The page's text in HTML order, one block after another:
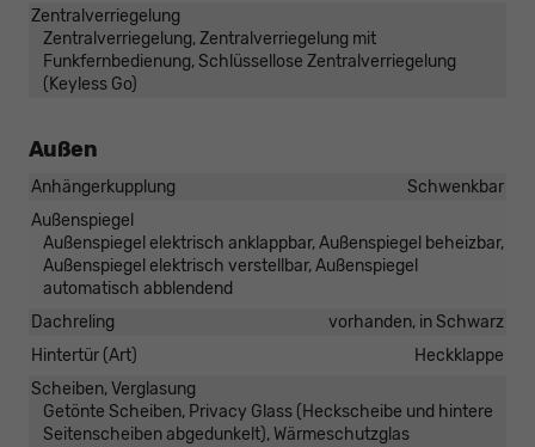
Zentralverriegelung
Zentralverriegelung, Zentralverriegelung mit
Funkfernbedienung, Schlüssellose Zentralverriegelung
(Keyless Go)
Außen
Anhängerkupplung
Schwenkbar
Außenspiegel
Außenspiegel elektrisch anklappbar, Außenspiegel beheizbar,
Außenspiegel elektrisch verstellbar, Außenspiegel
automatisch abblendend
Dachreling
vorhanden, in Schwarz
Hintertür (Art)
Heckklappe
Scheiben, Verglasung
Getönte Scheiben, Privacy Glass (Heckscheibe und hintere
Seitenscheiben abgedunkelt), Wärmeschutzglas